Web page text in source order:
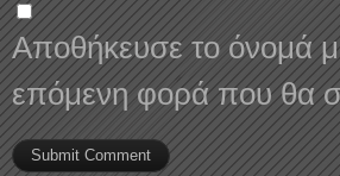
Αποθήκευσε το όνομά
επόμενη φορά που θα